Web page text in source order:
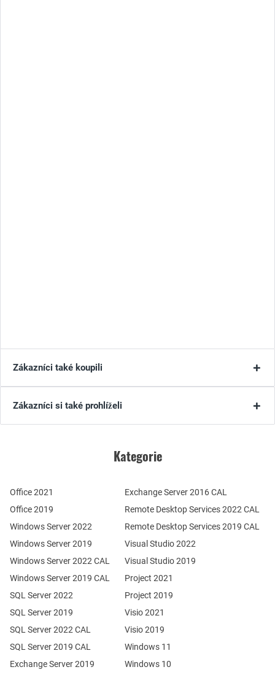
Zákazníci také koupili
Zákazníci si také prohlíželi
Kategorie
Office 2021
Office 2019
Windows Server 2022
Windows Server 2019
Exchange Server 2019
SQL Server 2022
SQL Server 2019
Windows Server 2022 CAL
Windows Server 2019 CAL
SQL Server 2022 CAL
SQL Server 2019 CAL
Remote Desktop Services 2022 CAL
Remote Desktop Services 2019 CAL
Exchange Server 2016 CAL
Visual Studio 2022
Visual Studio 2019
Project 2021
Project 2019
Visio 2021
Visio 2019
Windows 11
Windows 10